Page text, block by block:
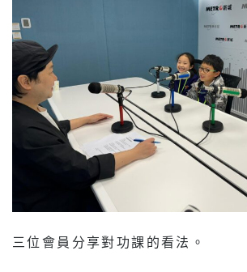
三位會員分享對功課的看法。